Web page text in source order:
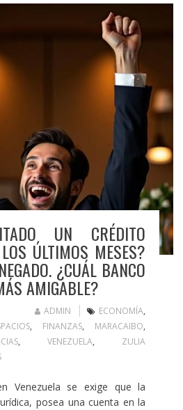
UN CRÉDITO
ÚLTIMOS MESES?
¿CUÁL BANCO
AMIGABLE?
ADMIN ECONOMÍA,
, FINANZAS, MARACAIBO,
,VENEZUELA, ZULIA
Venezuela se exige que la
posea una cuenta en la